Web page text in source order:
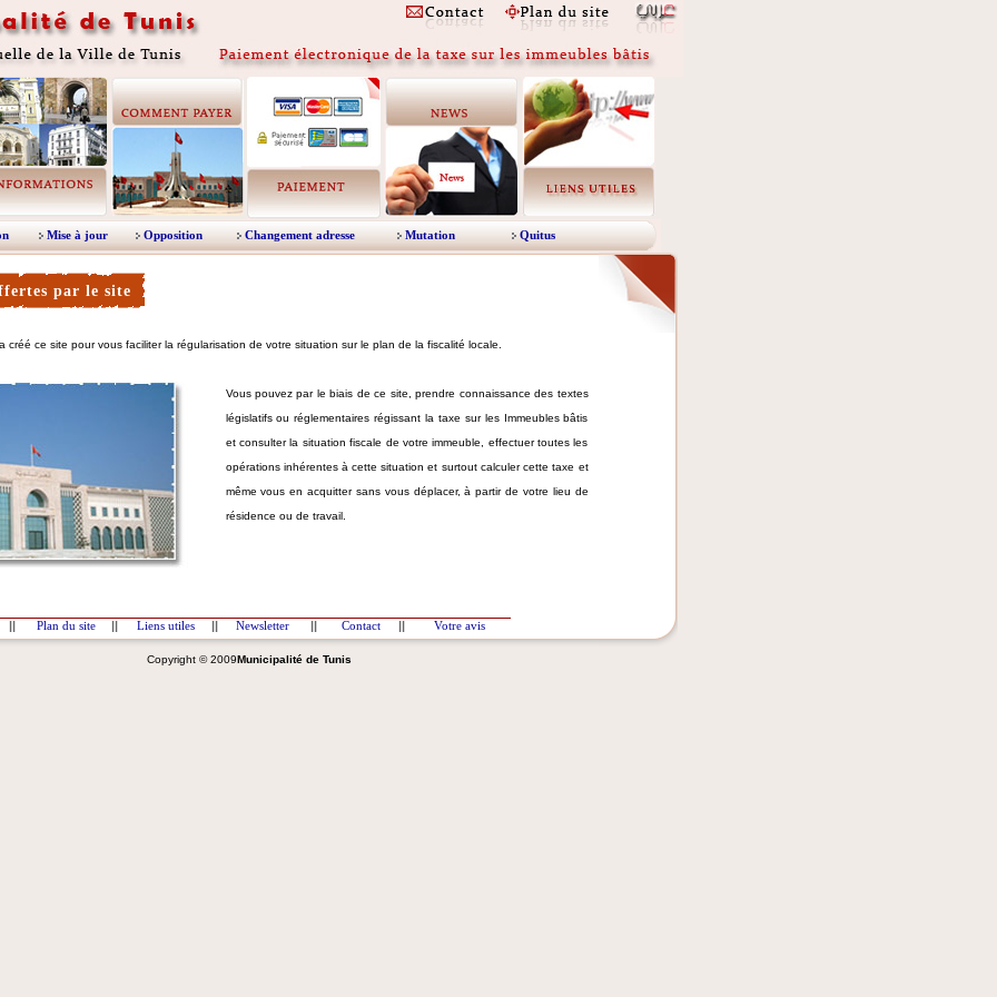
Mise à jour Opposition Changement adresse Mutation Quitus
par le site
créé ce site pour vous faciliter la régularisation de votre situation sur le plan de la fiscalité locale.
Vous pouvez par le biais de ce site, prendre connaissance des textes
législatifs ou réglementaires régissant la taxe sur les Immeubles bâtis
et consulter la situation fiscale de votre immeuble, effectuer toutes les
opérations inhérentes à cette situation et surtout calculer cette taxe et
même vous en acquitter sans vous déplacer, à partir de votre lieu de
résidence ou de travail.
|| Plan du site || Liens utiles || Newsletter || Contact || Votre avis
Copyright © 2009Municipalité de Tunis